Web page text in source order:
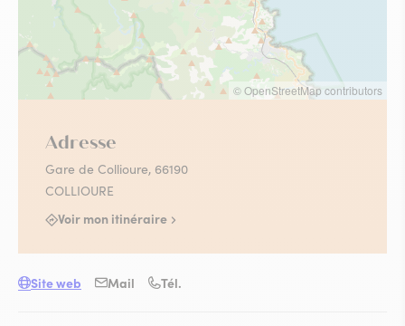
© OpenStreetMap contributors
Adresse
Gare de Collioure, 66190
COLLIOURE
Voir mon itinéraire
Site web Mail Tél.